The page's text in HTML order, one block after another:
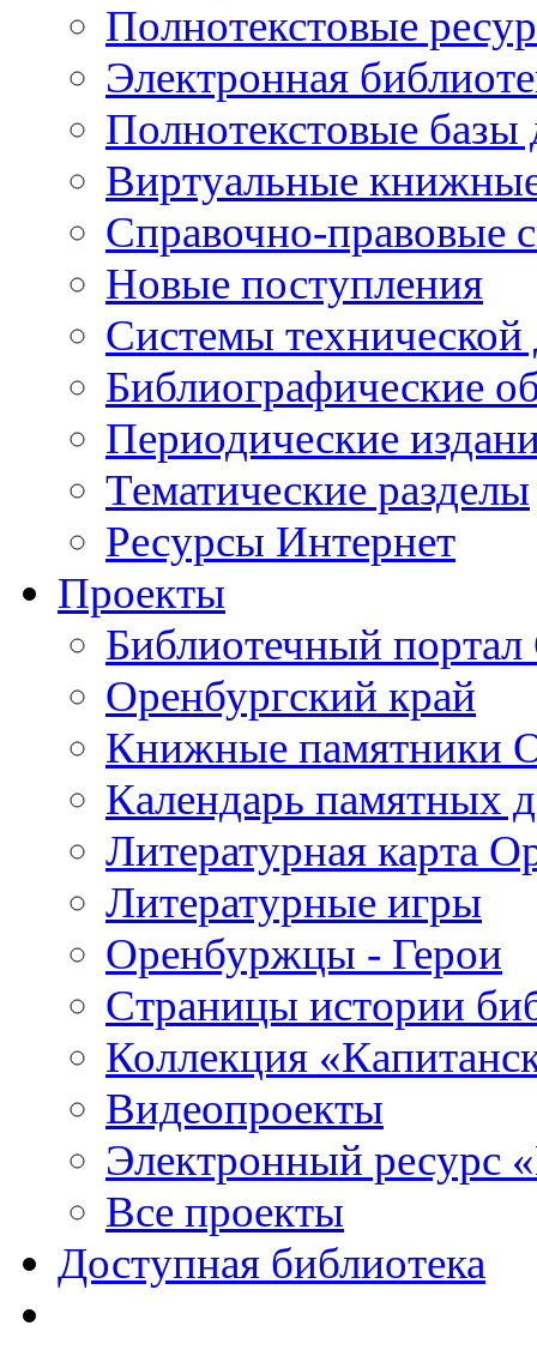
Полнотекстовые
Электронная
Полнотекстовые
Виртуальные
Справочно-правовые
Новые поступления
Cистемы
Библиографические
Периодические
Тематические разделы
Ресурсы Интернет
Проекты
Библиотечный портал
Оренбургский край
Книжные памятники
Календарь памятных
Литературная карта
Литературные игры
Оренбуржцы - Герои
Страницы истории
Коллекция
Видеопроекты
Электронный ресурс
Все проекты
Доступная библиотека